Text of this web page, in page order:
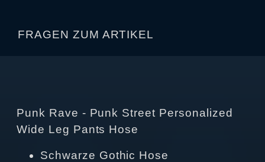
FRAGEN ZUM ARTIKEL
Punk Rave - Punk Street Personalized
Wide Leg Pants Hose
Schwarze Gothic Hose